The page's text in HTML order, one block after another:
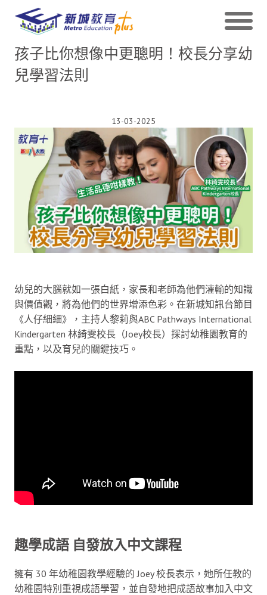
孩子比你想像中更聰明！校長分享幼
兒學習法則
13-03-2025
幼兒的大腦就如一張白紙，家長和老師為他們灌輸的知識
與價值觀，將為他們的世界增添色彩。在新城知訊台節目
《人仔細細》，主持人黎莉與ABC Pathways International
Kindergarten 林綺雯校長（Joey校長）探討幼稚園教育的
重點，以及育兒的關鍵技巧。
趣學成語 自發放入中文課程
擁有 30 年幼稚園教學經驗的 Joey 校長表示，她所任教的
幼稚園特別重視成語學習，並自發地把成語故事加入中文